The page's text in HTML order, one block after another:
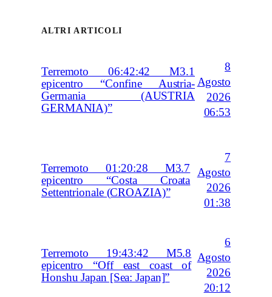
ALTRI ARTICOLI
Terremoto 06:42:42 M3.1
epicentro “Confine Austria-
Germania (AUSTRIA
GERMANIA)”
8
Agosto
2026
06:53
Terremoto 01:20:28 M3.7
epicentro “Costa Croata
Settentrionale (CROAZIA)”
7
Agosto
2026
01:38
Terremoto 19:43:42 M5.8
epicentro “Off east coast of
Honshu Japan [Sea: Japan]”
6
Agosto
2026
20:12